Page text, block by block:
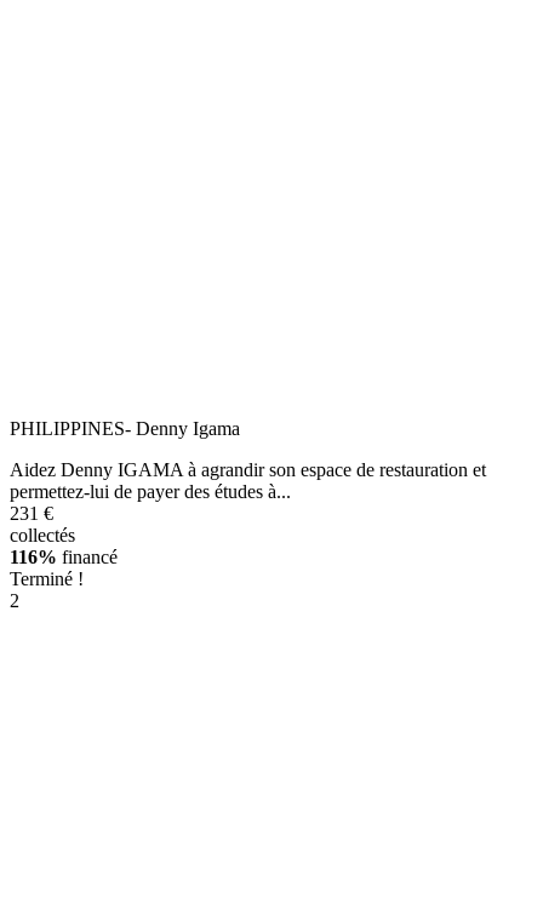
PHILIPPINES- Denny Igama
Aidez Denny IGAMA à agrandir son espace de restauration et
permettez-lui de payer des études à...
231 €
collectés
116% financé
Terminé !
2